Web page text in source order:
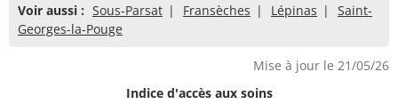
Voir aussi : Sous-Parsat Fransèches Lépinas
Saint-
Georges-la-Pouge
Mise à jour le 21/05/26
Indice d'accès aux soins